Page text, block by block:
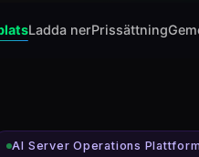
Ladda nerPrissättning
AI Server Operations Plattform